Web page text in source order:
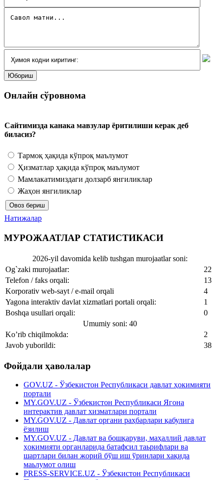
Онлайн сўровнома
Сайтимизда канака мавзулар ёритилиши керак деб
биласиз?
Тармоқ ҳақида кўпроқ маълумот
Ҳизматлар ҳақида кўпроқ маълумот
Мамлакатимиздаги долзарб янгиликлар
Жаҳон янгиликлар
Натижалар
МУРОЖААТЛАР СТАТИСТИКАСИ
2026-yil davomida kelib tushgan murojaatlar soni:
Og`zaki murojaatlar:
22
Telefon / faks orqali:
13
Korporativ web-sayt / e-mail orqali
4
Yagona interaktiv davlat xizmatlari portali orqali:
1
Boshqa usullari orqali:
0
Umumiy soni: 40
Ko’rib chiqilmokda:
2
Javob yuborildi:
38
Фойдали ҳаволалар
GOV.UZ - Ўзбекистон Республикаси давлат ҳокимияти
портали
MY.GOV.UZ - Ўзбекистон Республикаси Ягона
интерактив давлат хизматлари портали
MY.GOV.UZ - Давлат органи раҳбарлари қабулига
ёзилиш
MY.GOV.UZ - Давлат ва бошқаруви, маҳаллий давлат
ҳокимияти органларида батафсил таьрифлари ва
шартлари билан жорий бўш иш ўринлари хақида
маьлумот олиш
PRESS-SERVICE.UZ - Ўзбекистон Республикаси